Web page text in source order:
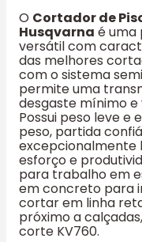
O Cortador de
Husqvarna é uma
versátil com
das melhores
com o sistema
permite uma
desgaste mínimo e
Possui peso leve
peso, partida
excepcionalmente
esforço e
para trabalho em
em concreto para
cortar em linha
próximo a
corte KV760.